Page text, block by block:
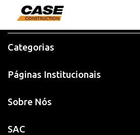
Categorias
Páginas Institucionais
Sobre Nós
SAC